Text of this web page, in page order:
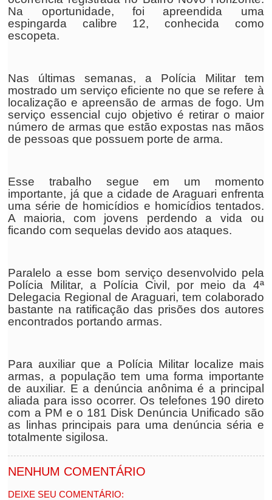
Na oportunidade, foi apreendida uma
espingarda calibre 12, conhecida como
escopeta.
Nas últimas semanas, a Polícia Militar tem
mostrado um serviço eficiente no que se refere à
localização e apreensão de armas de fogo. Um
serviço essencial cujo objetivo é retirar o maior
número de armas que estão expostas nas mãos
de pessoas que possuem porte de arma.
Esse trabalho segue em um momento
importante, já que a cidade de Araguari enfrenta
uma série de homicídios e homicídios tentados.
A maioria, com jovens perdendo a vida ou
ficando com sequelas devido aos ataques.
Paralelo a esse bom serviço desenvolvido pela
Polícia Militar, a Polícia Civil, por meio da 4ª
Delegacia Regional de Araguari, tem colaborado
bastante na ratificação das prisões dos autores
encontrados portando armas.
Para auxiliar que a Polícia Militar localize mais
armas, a população tem uma forma importante
de auxiliar. E a denúncia anônima é a principal
aliada para isso ocorrer. Os telefones 190 direto
com a PM e o 181 Disk Denúncia Unificado são
as linhas principais para uma denúncia séria e
totalmente sigilosa.
NENHUM COMENTÁRIO
DEIXE SEU COMENTÁRIO: